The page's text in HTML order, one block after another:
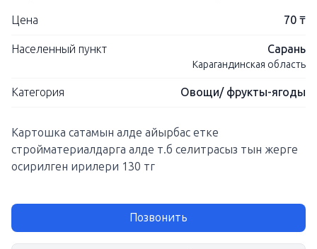
Цена 70 ₸
Населенный пункт Сарань
Карагандинская область
Категория Овощи/ фрукты-ягоды
Картошка сатамын алде айырбас етке
стройматериалдарга алде т.б селитрасыз тын жерге
осирилген ирилери 130 тг
Позвонить